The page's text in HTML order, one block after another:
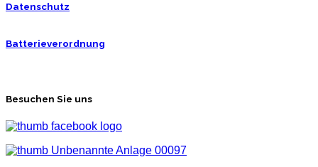
Datenschutz
Batterieverordnung
Besuchen Sie uns